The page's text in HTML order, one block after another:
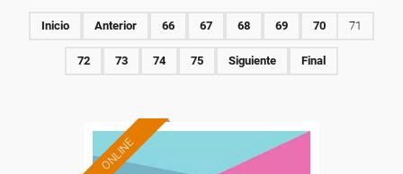
Inicio Anterior 66 67 68 69 70 71
72 73 74 75 Siguiente Final
ONLINE